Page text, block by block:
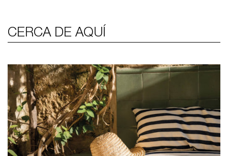
CERCA DE AQUÍ